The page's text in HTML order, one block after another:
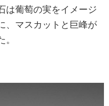
は葡萄の実をイメージ
、マスカットと巨峰が